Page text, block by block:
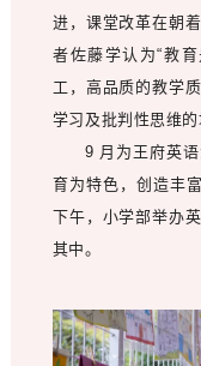
进，课堂改革在朝
者佐藤学认为“教
工，高品质的教学
学习及批判性思维的
9 月为王府英
育为特色，创造丰
下午，小学部举办
其中。